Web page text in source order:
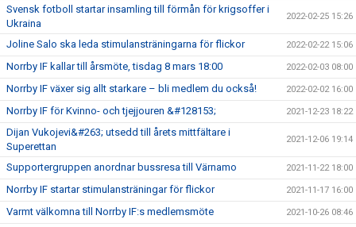
Svensk fotboll startar insamling till förmån för krigsoffer i
Ukraina
2022-02-25 15:26
Joline Salo ska leda stimulansträningarna för flickor 2022-02-22 15:06
Norrby IF kallar till årsmöte, tisdag 8 mars 18:00 2022-02-03 08:00
Norrby IF växer sig allt starkare – bli medlem du också! 2022-02-02 16:00
Norrby IF för Kvinno- och tjejjouren &#128153; 2021-12-23 18:22
Dijan Vukojevi&#263; utsedd till årets mittfältare i
Superettan
2021-12-06 19:14
Supportergruppen anordnar bussresa till Värnamo 2021-11-22 18:00
Norrby IF startar stimulansträningar för flickor 2021-11-17 16:00
Varmt välkomna till Norrby IF:s medlemsmöte 2021-10-26 08:46